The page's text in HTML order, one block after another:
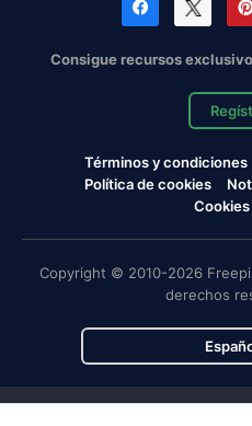
Consigue recursos
Términos y condiciones
Política de cookies
Copyright © 2010-2026
derechos